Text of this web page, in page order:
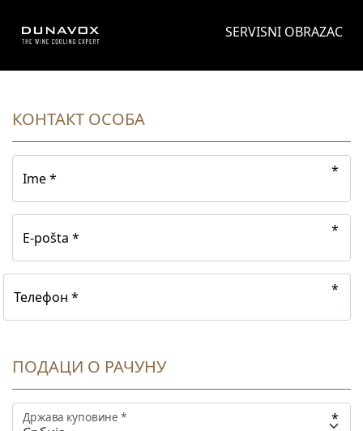
SERVISNI OBRAZAC
КОНТАКТ ОСОБА
Ime *
E-pošta *
Телефон *
ПОДАЦИ О РАЧУНУ
Држава куповине *